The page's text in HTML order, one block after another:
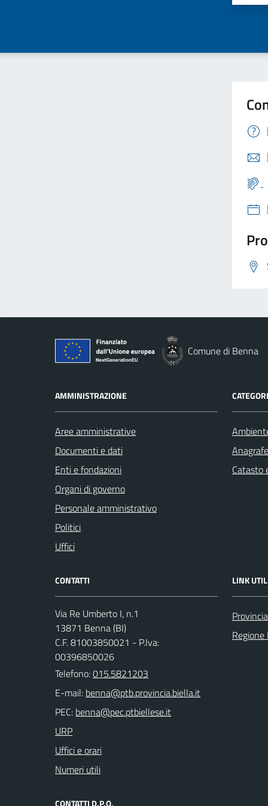
Comune di Benna
AMMINISTRAZIONE
Aree amministrative
Documenti e dati
Enti e fondazioni
Organi di governo
Personale amministrativo
Politici
Uffici
Catasto
CONTATTI
Via Re Umberto I, n.1
13871 Benna (BI)
C.F. 81003850021 - P.Iva:
00396850026
Telefono:015.5821203
E-mail:
PEC:
URP
Uffici e orari
Numeri utili
CONTATTI D.P.O.
LINK